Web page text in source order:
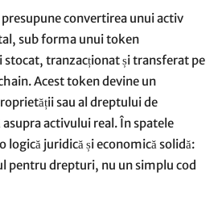
convertirea unui activ
sub forma unui token
tranzacționat și transferat pe
Acest token devine un
sau al dreptului de
activului real. În spatele
logică juridică și economică solidă:
pentru drepturi, nu un simplu cod